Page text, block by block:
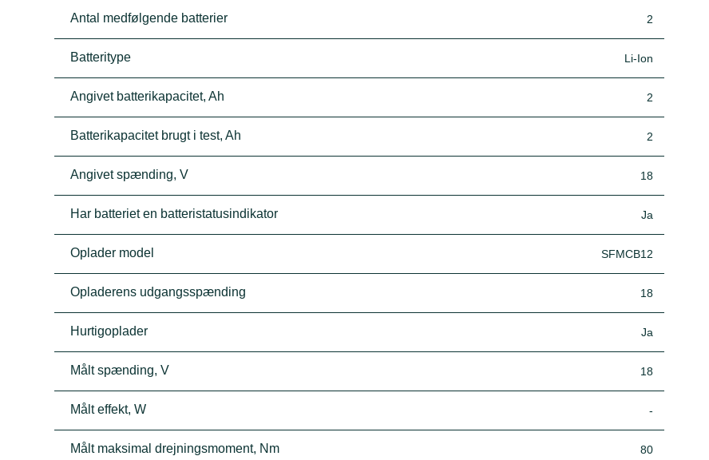
Antal medfølgende batterier 2
Batteritype Li-Ion
Angivet batterikapacitet, Ah 2
Batterikapacitet brugt i test, Ah 2
Angivet spænding, V 18
Har batteriet en batteristatusindikator Ja
Oplader model SFMCB12
Opladerens udgangsspænding 18
Hurtigoplader Ja
Målt spænding, V 18
Målt effekt, W -
Målt maksimal drejningsmoment, Nm 80